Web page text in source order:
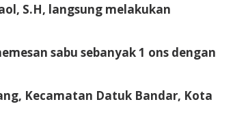
S.H, langsung melakukan
sabu sebanyak 1 ons dengan
Kecamatan Datuk Bandar, Kota